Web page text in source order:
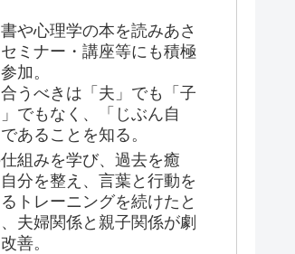
や心理学の本を読みあさ
セミナー・講座等にも積極
加。
うべきは「夫」でも「子
でもなく、「じぶん自
あることを知る。
組みを学び、過去を癒
自分を整え、言葉と行動を
トレーニングを続けたと
夫婦関係と親子関係が劇
善。